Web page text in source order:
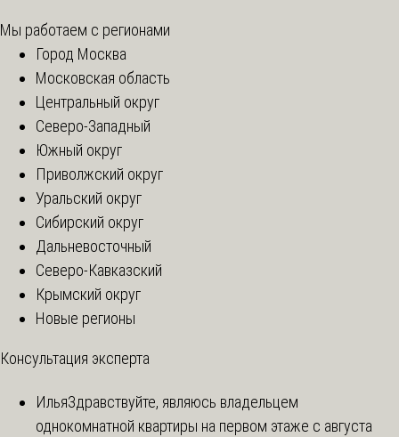
Мы работаем с регионами
Город Москва
Московская область
Центральный округ
Северо-Западный
Южный округ
Приволжский округ
Уральский округ
Сибирский округ
Дальневосточный
Северо-Кавказский
Крымский округ
Новые регионы
Консультация эксперта
ИльяЗдравствуйте, являюсь владельцем
однокомнатной квартиры на первом этаже с августа